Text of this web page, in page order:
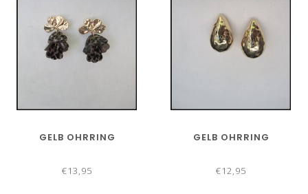
GELB OHRRING
€13,95
GELB OHRRING
€12,95